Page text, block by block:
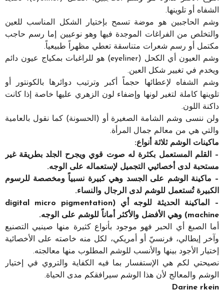
الشفاه أو تلوينها.
وشم الحاجبين هو موضة تسمح بإختيار الشكل المناسب للعين
والتخلص من الفراغات الموجدة فيها وهو نوعيين إما رسم حاجب
مكتمل أو رسم شعرات متناسقة تعطي مظهراً طبيعياً.
وشم العيون أي الكحل (eyeliner) هو للراغبات بمكياج عيون دائم
ويخدم في تغيير شكل العين.
وشم الشفاه لإعطائها حجماً أكبر وترتيب دوائرها بالكونتور أو
تلوينها كاملة لتغير لونها وإضفاء لون الزهري عليها خاصة إذا كانت
داكنة اللون.
ولن ننسى وشم الشامة الصغيرة أو (الحسونة) كما نقول بالعامية
والتي هي من معالم جمال المرأة.
ماكينات الوشم ثلاثة أنواع:
– القلم المستعمل بكثرة له صوت قوي ويجرح الجلد بطريقة غير
مستحبة لدى أخصائيي التجميل لإستعماله على الوجه.
– ماكينة الوشم على الجسد وهي كبيرة نسبياً ومخصصة للرسوم
الكبيرة تُستعمل للوشم لدى الرجال والنساء.
– الماكينة الحديثة للوجه أي (digital micro pigmentation
machine) وهي الأفضل والأكثر أماناً للوشم على الوجه.
أما الصبغ أي الحبر فهو موجود بأنواع كثيرة منها صينيي التصنيع
وآخر إيطالي، فرنسيّ أو أمريكي، لكل منه خاصته على الأخصائية
إختيار الأجود بينها والأنسب للوشم المطلوب منها معالجته.
نصيحتي لكم هي الإستفسار بما فيه الكفاية والتروي في إختيار
الوشم والمعالج لأن هذا الوشم سيرافقكم مدى الحياة.
Darine rkein